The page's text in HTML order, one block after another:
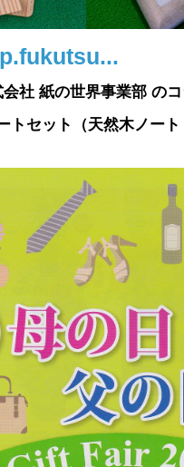
社 紙の世界事業部 の
セット（天然木ノート